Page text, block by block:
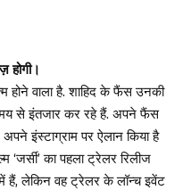
होगी।
वाला है. शाहिद के फैंस उनकी
से इंतजार कर रहे हैं. अपने फैंस
इंस्टाग्राम पर ऐलान किया है
का पहला ट्रेलर रिलीज
में हैं, लेकिन वह ट्रेलर के लॉन्च इवेंट